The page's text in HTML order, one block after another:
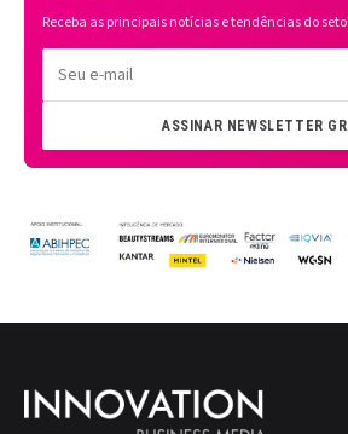
Receba as principais notícias e tendências do
ASSINAR NEWSLETTER